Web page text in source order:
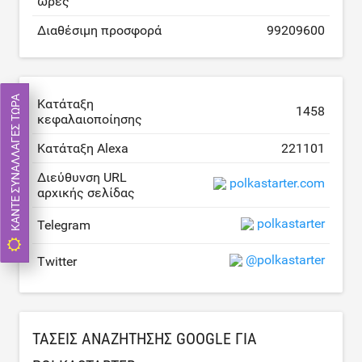
Διαθέσιμη προσφορά
99209600
Κατάταξη
κεφαλαιοποίησης
1458
Κατάταξη Alexa
221101
Διεύθυνση URL
αρχικής σελίδας
polkastarter.com
Telegram polkastarter
Twitter @polkastarter
ΤΆΣΕΙΣ ΑΝΑΖΉΤΗΣΗΣ GOOGLE ΓΙΑ
ΚΆΝΤΕ ΣΥΝΑΛΛΑΓΈΣ ΤΏΡΑ